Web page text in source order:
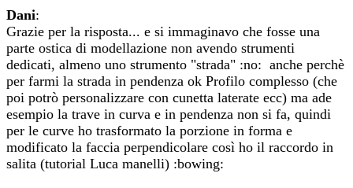
Dani:
Grazie per la risposta... e si immaginavo che fosse una
parte ostica di modellazione non avendo strumenti
dedicati, almeno uno strumento "strada" :no: anche perchè
per farmi la strada in pendenza ok Profilo complesso (che
poi potrò personalizzare con cunetta laterate ecc) ma ade
esempio la trave in curva e in pendenza non si fa, quindi
per le curve ho trasformato la porzione in forma e
modificato la faccia perpendicolare così ho il raccordo in
salita (tutorial Luca manelli) :bowing: